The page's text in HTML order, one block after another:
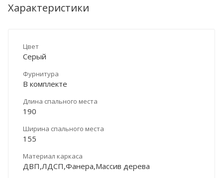
Характеристики
Цвет
Серый
Фурнитура
В комплекте
Длина спального места
190
Ширина спального места
155
Материал каркаса
ДВП,ЛДСП,Фанера,Массив дерева